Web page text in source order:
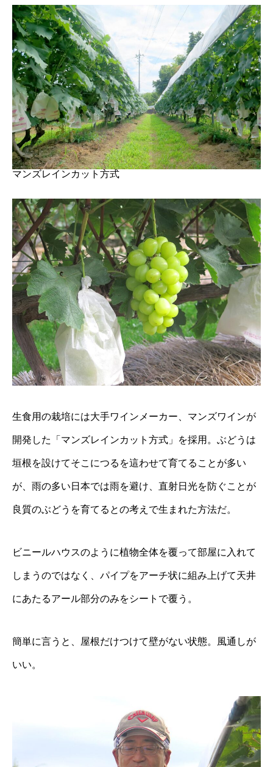
マンズレインカット方式
生食用の栽培には大手ワインメーカー、マンズワインが
開発した「マンズレインカット方式」を採用。ぶどうは
垣根を設けてそこにつるを這わせて育てることが多い
が、雨の多い日本では雨を避け、直射日光を防ぐことが
良質のぶどうを育てるとの考えで生まれた方法だ。
ビニールハウスのように植物全体を覆って部屋に入れて
しまうのではなく、パイプをアーチ状に組み上げて天井
にあたるアール部分のみをシートで覆う。
簡単に言うと、屋根だけつけて壁がない状態。風通しが
いい。